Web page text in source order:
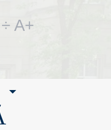
÷ A+